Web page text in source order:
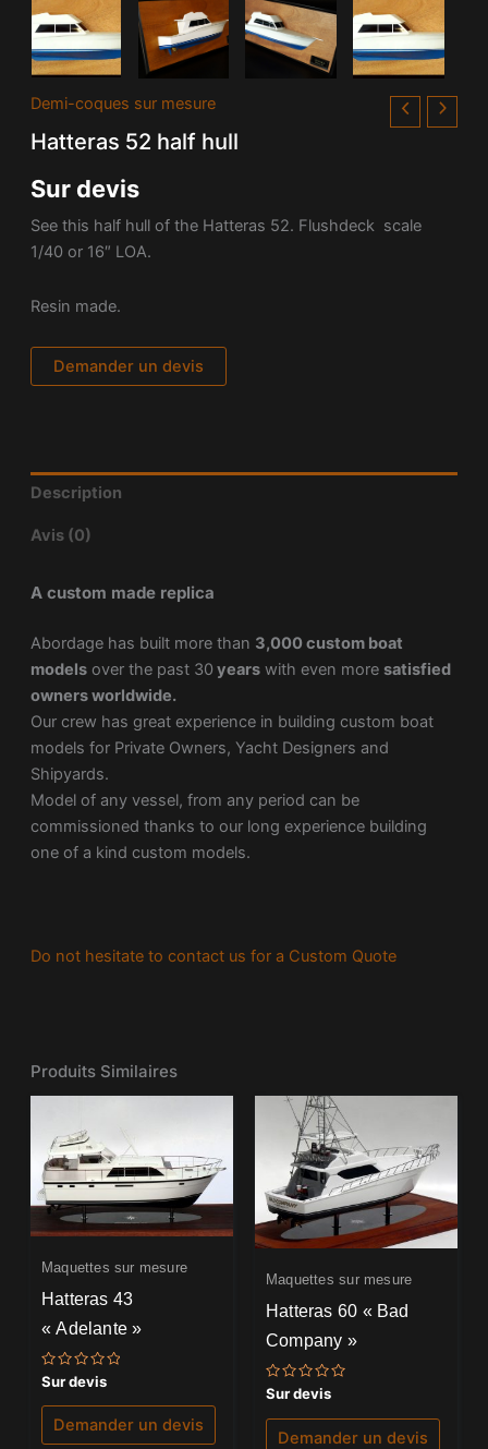
Demi-coques sur mesure
Hatteras 52 half hull
Sur devis
See this half hull of the Hatteras 52. Flushdeck scale
1/40 or 16″ LOA.
Resin made.
Demander un devis
Description
Avis (0)
A custom made replica
Abordage has built more than 3,000 custom boat
modelsover the past 30 yearswith even more satisfied
owners worldwide.
Our crew has great experience in building custom boat
models for Private Owners, Yacht Designers and
Shipyards.
Model of any vessel, from any period can be
commissioned thanks to our long experience building
one of a kind custom models.
Do not hesitate to contact us for a Custom Quote
Produits Similaires
Maquettes sur mesure
Hatteras 43
« Adelante »
Note
0
sur
Sur devis
Demander un devis
Maquettes sur mesure
Hatteras 60 « Bad
Company »
Note
0
sur
Sur devis
Demander un devis